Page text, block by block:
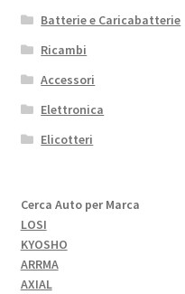
Batterie e Caricabatterie
Ricambi
Accessori
Elettronica
Elicotteri
Cerca Auto per Marca
LOSI
KYOSHO
ARRMA
AXIAL